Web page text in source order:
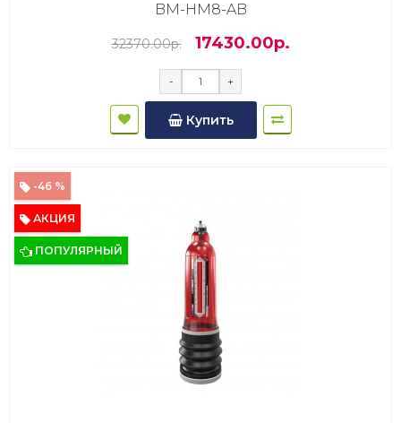
BM-HM8-AB
32370.00р. 17430.00р.
- +
Купить
-46 %
АКЦИЯ
ПОПУЛЯРНЫЙ